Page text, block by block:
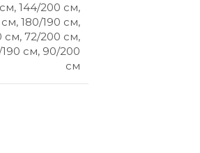
, 144/200 см,
см, 180/190 см,
см, 72/200 см,
см, 90/200
см